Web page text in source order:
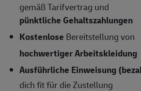
gemäß Tarifvertrag und
pünktliche Gehaltszahlungen
Kostenlose Bereitstellung von
hochwertiger Arbeitskleidung
Ausführliche Einweisung
dich fit für die Zustellung